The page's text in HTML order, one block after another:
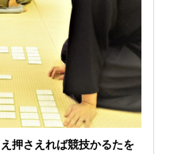
押さえれば競技かるたを